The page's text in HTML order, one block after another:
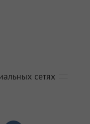
сетях